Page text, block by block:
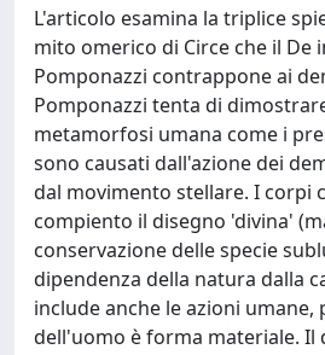
L'articolo esamina la triplice
mito omerico di Circe che il De
Pomponazzi contrappone ai
Pomponazzi tenta di
metamorfosi umana come i
sono causati dall'azione dei
dal movimento stellare. I corpi
compiento il disegno 'divina'
conservazione delle specie
dipendenza della natura dalla
include anche le azioni umane,
dell'uomo è forma materiale. Il